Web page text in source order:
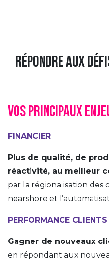
Répondre aux
Vos principaux
FINANCIER
Plus de qualité, de
réactivité, au meilleur
par la régionalisation des
nearshore et
PERFORMANCE CLIENTS
Gagner de nouveaux
en répondant aux